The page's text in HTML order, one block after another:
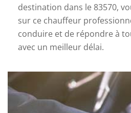
destination dans le 83570,
sur ce chauffeur
conduire et de répondre à
avec un meilleur délai.